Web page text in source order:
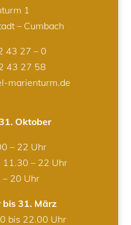
1
– Cumbach
43 27 – 0
43 27 58
marienturm.de
Oktober
– 22 Uhr
11.30 – 22 Uhr
– 20 Uhr
bis 31. März
bis 22.00 Uhr